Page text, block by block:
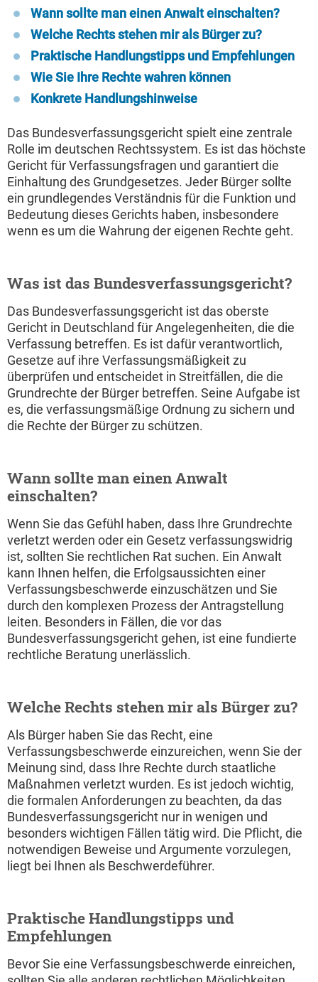
Wann sollte man einen Anwalt einschalten?
Welche Rechts stehen mir als Bürger zu?
Praktische Handlungstipps und Empfehlungen
Wie Sie Ihre Rechte wahren können
Konkrete Handlungshinweise
Das Bundesverfassungsgericht spielt eine zentrale
Rolle im deutschen Rechtssystem. Es ist das höchste
Gericht für Verfassungsfragen und garantiert die
Einhaltung des Grundgesetzes. Jeder Bürger sollte
ein grundlegendes Verständnis für die Funktion und
Bedeutung dieses Gerichts haben, insbesondere
wenn es um die Wahrung der eigenen Rechte geht.
Was ist das Bundesverfassungsgericht?
Das Bundesverfassungsgericht ist das oberste
Gericht in Deutschland für Angelegenheiten, die die
Verfassung betreffen. Es ist dafür verantwortlich,
Gesetze auf ihre Verfassungsmäßigkeit zu
überprüfen und entscheidet in Streitfällen, die die
Grundrechte der Bürger betreffen. Seine Aufgabe ist
es, die verfassungsmäßige Ordnung zu sichern und
die Rechte der Bürger zu schützen.
Wann sollte man einen Anwalt
einschalten?
Wenn Sie das Gefühl haben, dass Ihre Grundrechte
verletzt werden oder ein Gesetz verfassungswidrig
ist, sollten Sie rechtlichen Rat suchen. Ein Anwalt
kann Ihnen helfen, die Erfolgsaussichten einer
Verfassungsbeschwerde einzuschätzen und Sie
durch den komplexen Prozess der Antragstellung
leiten. Besonders in Fällen, die vor das
Bundesverfassungsgericht gehen, ist eine fundierte
rechtliche Beratung unerlässlich.
Welche Rechts stehen mir als Bürger zu?
Als Bürger haben Sie das Recht, eine
Verfassungsbeschwerde einzureichen, wenn Sie der
Meinung sind, dass Ihre Rechte durch staatliche
Maßnahmen verletzt wurden. Es ist jedoch wichtig,
die formalen Anforderungen zu beachten, da das
Bundesverfassungsgericht nur in wenigen und
besonders wichtigen Fällen tätig wird. Die Pflicht, die
notwendigen Beweise und Argumente vorzulegen,
liegt bei Ihnen als Beschwerdeführer.
Praktische Handlungstipps und
Empfehlungen
Bevor Sie eine Verfassungsbeschwerde einreichen,